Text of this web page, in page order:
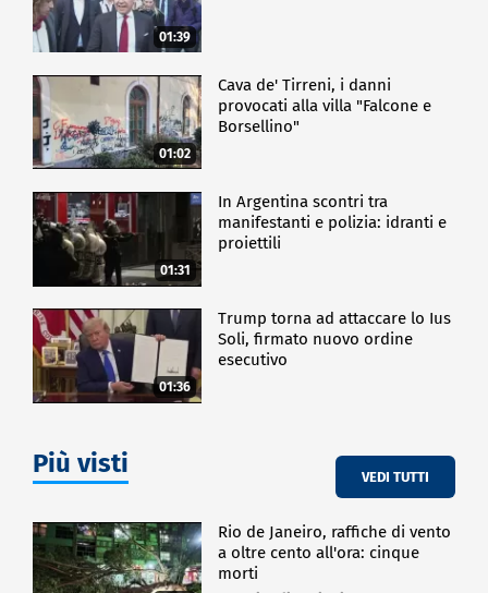
01:39
01:02
Cava de' Tirreni, i danni
provocati alla villa "Falcone e
Borsellino"
01:31
In Argentina scontri tra
manifestanti e polizia: idranti e
proiettili
01:36
Trump torna ad attaccare lo Ius
Soli, firmato nuovo ordine
esecutivo
Più visti VEDI TUTTI
Rio de Janeiro, raffiche di vento
a oltre cento all'ora: cinque
morti